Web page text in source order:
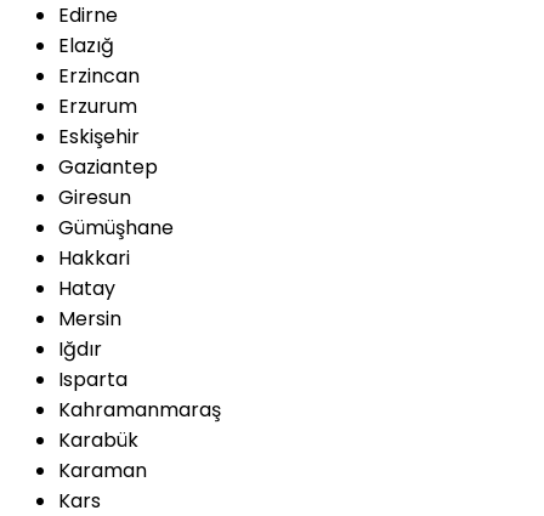
Edirne
Elazığ
Erzincan
Erzurum
Eskişehir
Gaziantep
Giresun
Gümüşhane
Hakkari
Hatay
Mersin
Iğdır
Isparta
Kahramanmaraş
Karabük
Karaman
Kars